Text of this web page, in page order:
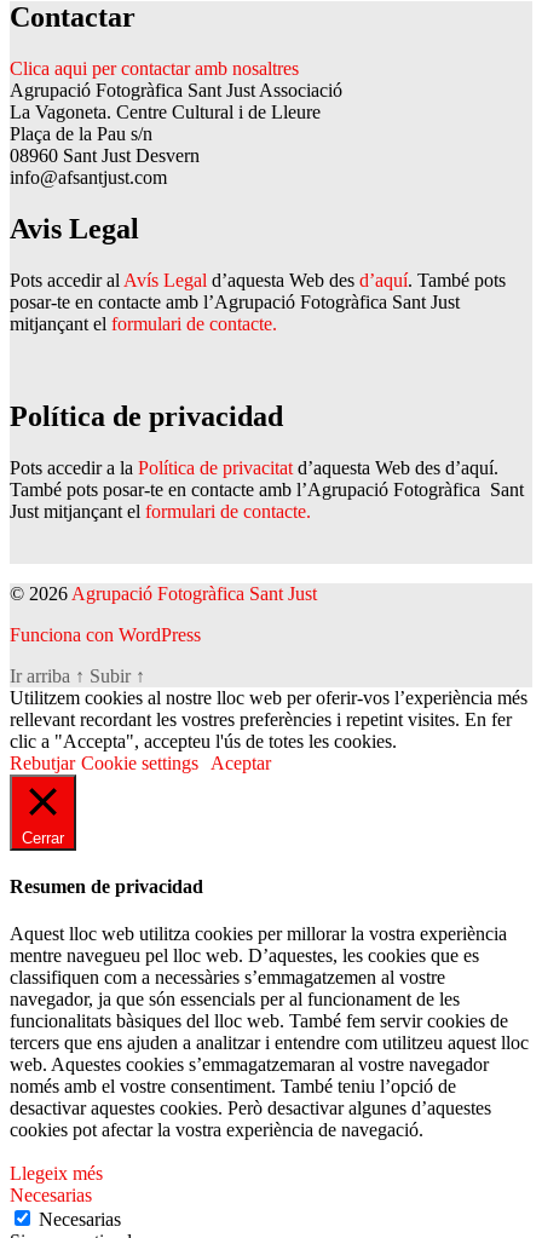
Contactar
Clica aqui per contactar amb nosaltres
Agrupació Fotogràfica Sant Just Associació
La Vagoneta. Centre Cultural i de Lleure
Plaça de la Pau s/n
08960 Sant Just Desvern
info@afsantjust.com
Avis Legal
Pots accedir al Avís Legal d’aquesta Web des d’aquí. També pots
posar-te en contacte amb l’Agrupació Fotogràfica Sant Just
mitjançant el formulari de contacte.
Política de privacidad
Pots accedir a la Política de privacitat d’aquesta Web des d’aquí.
També pots posar-te en contacte amb l’Agrupació Fotogràfica Sant
Just mitjançant el formulari de contacte.
© 2026 Agrupació Fotogràfica Sant Just
Funciona con WordPress
Ir arriba ↑ Subir ↑
Utilitzem cookies al nostre lloc web per oferir-vos l’experiència més
rellevant recordant les vostres preferències i repetint visites. En fer
clic a "Accepta", accepteu l'ús de totes les cookies.
Rebutjar Cookie settings Aceptar
Cerrar
Resumen de privacidad
Aquest lloc web utilitza cookies per millorar la vostra experiència
mentre navegueu pel lloc web. D’aquestes, les cookies que es
classifiquen com a necessàries s’emmagatzemen al vostre
navegador, ja que són essencials per al funcionament de les
funcionalitats bàsiques del lloc web. També fem servir cookies de
tercers que ens ajuden a analitzar i entendre com utilitzeu aquest lloc
web. Aquestes cookies s’emmagatzemaran al vostre navegador
només amb el vostre consentiment. També teniu l’opció de
desactivar aquestes cookies. Però desactivar algunes d’aquestes
cookies pot afectar la vostra experiència de navegació.
Llegeix més
Necesarias
Necesarias